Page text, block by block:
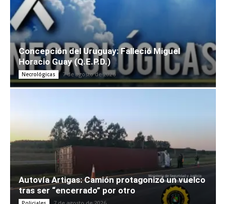
Concepción del Uruguay: Falleció Miguel
Horacio Guay (Q.E.P.D.)
Necrológicas 7 de agosto de 2026
Autovía Artigas: Camión protagonizó un vuelco
tras ser “encerrado” por otro